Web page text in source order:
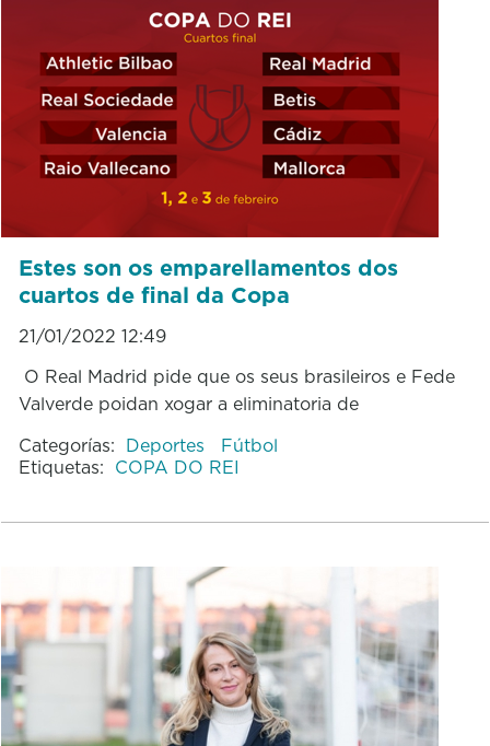
Estes son os emparellamentos dos
cuartos de final da Copa
21/01/2022 12:49
O Real Madrid pide que os seus brasileiros e Fede
Valverde poidan xogar a eliminatoria de
Categorías: Deportes
Fútbol
Etiquetas: COPA DO REI